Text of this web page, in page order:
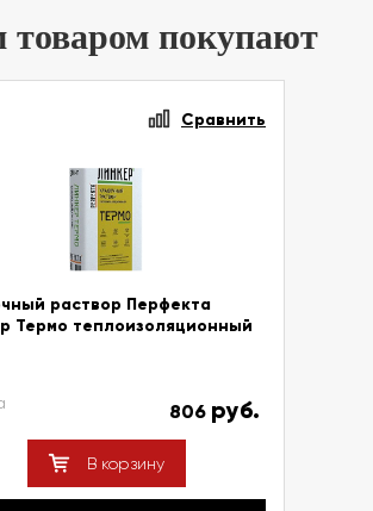
товаром покупают
Сравнить
раствор Перфекта
Термо теплоизоляционный
806 руб.
В корзину